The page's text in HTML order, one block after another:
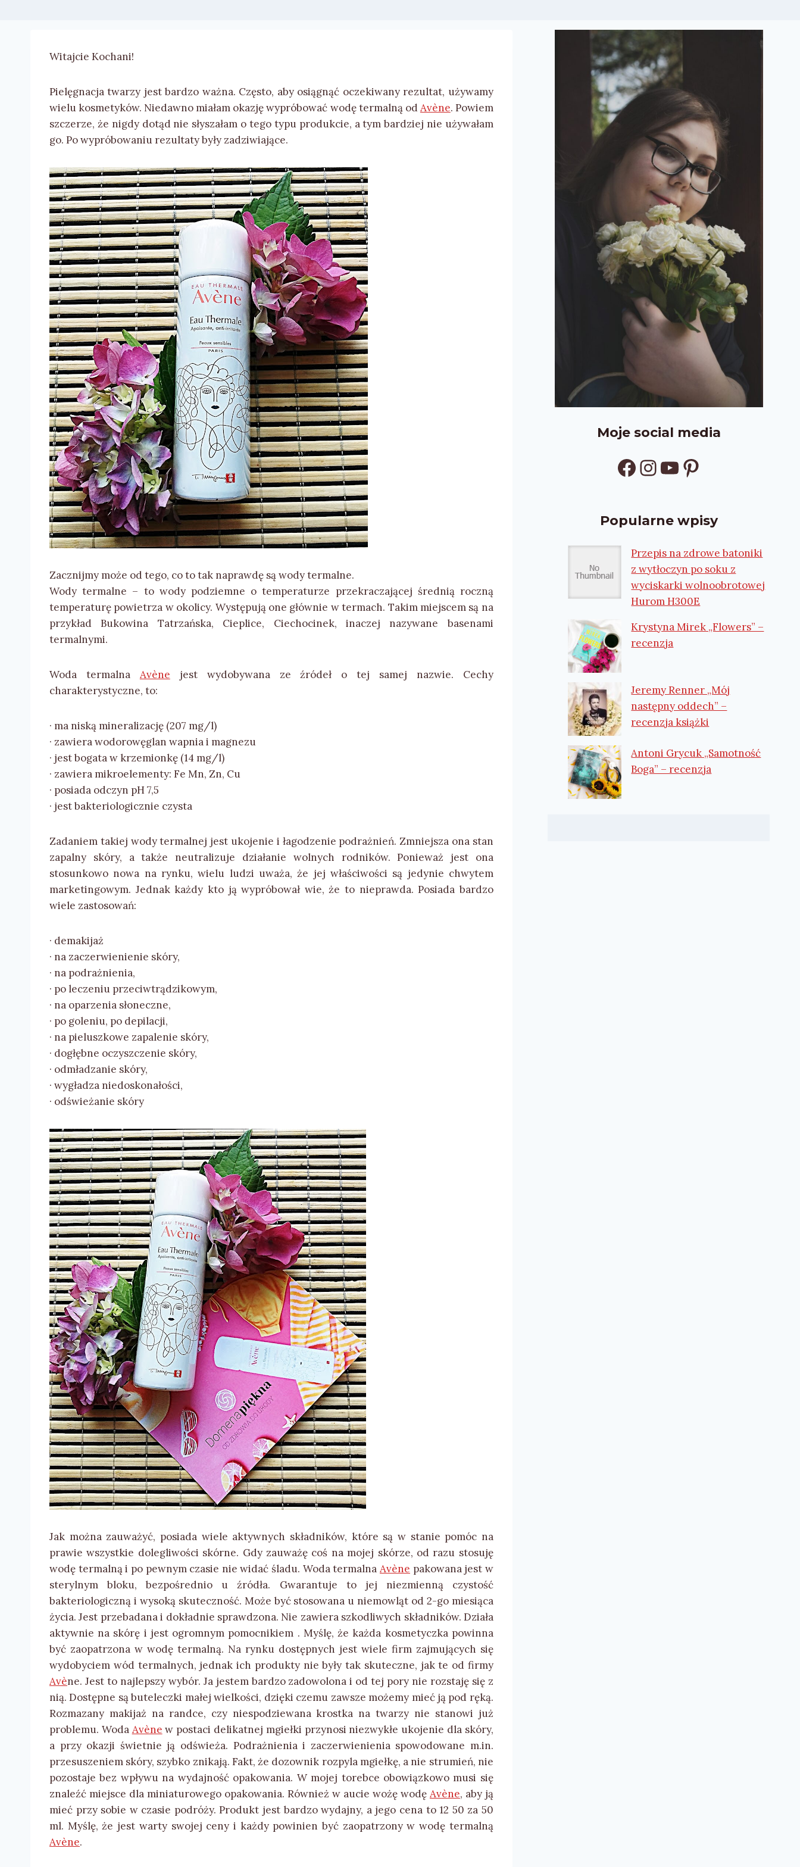
Witajcie Kochani!
Pielęgnacja twarzy jest bardzo ważna. Często, aby osiągnąć oczekiwany rezultat, używamy
wielu kosmetyków. Niedawno miałam okazję wypróbować wodę termalną odAvène. Powiem
szczerze, że nigdy dotąd nie słyszałam o tego typu produkcie, a tym bardziej nie używałam
go. Po wypróbowaniu rezultaty były zadziwiające.
Zacznijmy może od tego, co to tak naprawdę są wody termalne.
Wody termalne – to wody podziemne o temperaturze przekraczającej średnią roczną
temperaturę powietrza w okolicy. Występują one głównie w termach. Takim miejscem są na
przykład Bukowina Tatrzańska, Cieplice, Ciechocinek, inaczej nazywane basenami
termalnymi.
Woda termalna Avène jest wydobywana ze źródeł o tej samej nazwie. Cechy
charakterystyczne, to:
· ma niską mineralizację (207 mg/l)
· zawiera wodorowęglan wapnia i magnezu
· jest bogata w krzemionkę (14 mg/l)
· zawiera mikroelementy: Fe Mn, Zn, Cu
· posiada odczyn pH 7,5
· jest bakteriologicznie czysta
Zadaniem takiej wody termalnej jest ukojenie i łagodzenie podrażnień. Zmniejsza ona stan
zapalny skóry, a także neutralizuje działanie wolnych rodników. Ponieważ jest ona
stosunkowo nowa na rynku, wielu ludzi uważa, że jej właściwości są jedynie chwytem
marketingowym. Jednak każdy kto ją wypróbował wie, że to nieprawda. Posiada bardzo
wiele zastosowań:
· demakijaż
· na zaczerwienienie skóry,
· na podrażnienia,
· po leczeniu przeciwtrądzikowym,
· na oparzenia słoneczne,
· po goleniu, po depilacji,
· na pieluszkowe zapalenie skóry,
· dogłębne oczyszczenie skóry,
· odmładzanie skóry,
· wygładza niedoskonałości,
· odświeżanie skóry
Jak można zauważyć, posiada wiele aktywnych składników, które są w stanie pomóc na
prawie wszystkie dolegliwości skórne. Gdy zauważę coś na mojej skórze, od razu stosuję
wodę termalną i po pewnym czasie nie widać śladu. Woda termalna Avène pakowana jest w
sterylnym bloku, bezpośrednio u źródła. Gwarantuje to jej niezmienną czystość
bakteriologiczną i wysoką skuteczność. Może być stosowana u niemowląt od 2-go miesiąca
życia. Jest przebadana i dokładnie sprawdzona. Nie zawiera szkodliwych składników. Działa
aktywnie na skórę i jest ogromnym pomocnikiem . Myślę, że każda kosmetyczka powinna
być zaopatrzona w wodę termalną. Na rynku dostępnych jest wiele firm zajmujących się
wydobyciem wód termalnych, jednak ich produkty nie były tak skuteczne, jak te od firmy
Avène. Jest to najlepszy wybór. Ja jestem bardzo zadowolona i od tej pory nie rozstaję się z
nią. Dostępne są buteleczki małej wielkości, dzięki czemu zawsze możemy mieć ją pod ręką.
Rozmazany makijaż na randce, czy niespodziewana krostka na twarzy nie stanowi już
problemu. Woda Avène w postaci delikatnej mgiełki przynosi niezwykłe ukojenie dla skóry,
a przy okazji świetnie ją odświeża. Podrażnienia i zaczerwienienia spowodowane m.in.
przesuszeniem skóry, szybko znikają. Fakt, że dozownik rozpyla mgiełkę, a nie strumień, nie
pozostaje bez wpływu na wydajność opakowania. W mojej torebce obowiązkowo musi się
znaleźć miejsce dla miniaturowego opakowania. Również w aucie wożę wodę Avène, aby ją
mieć przy sobie w czasie podróży. Produkt jest bardzo wydajny, a jego cena to 12 50 za 50
ml. Myślę, że jest warty swojej ceny i każdy powinien być zaopatrzony w wodę termalną
Avène.
Moje social media
Facebook
Instagram
YouTube
Pinterest
Popularne wpisy
Przepis na zdrowe batoniki
z wytłoczyn po soku z
wyciskarki wolnoobrotowej
Hurom H300E
Krystyna Mirek „Flowers” –
recenzja
Jeremy Renner „Mój
następny oddech” –
recenzja książki
Antoni Grycuk „Samotność
Boga” – recenzja